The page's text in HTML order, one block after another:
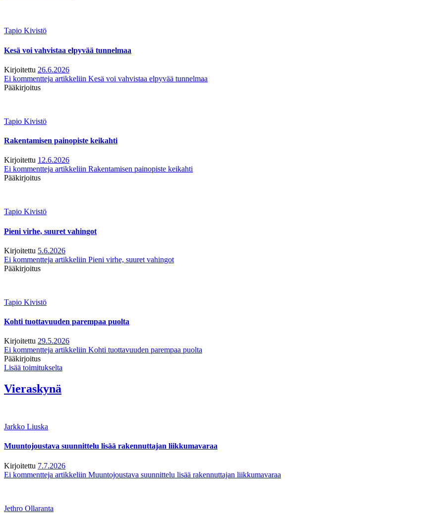
Tapio Kivistö
Kesä voi vahvistaa elpyvää tunnelmaa
Kirjoitettu 26.6.2026
Ei kommentteja artikkeliin Kesä voi vahvistaa elpyvää tunnelmaa
Pääkirjoitus
Tapio Kivistö
Rakentamisen painopiste keikahti
Kirjoitettu 12.6.2026
Ei kommentteja artikkeliin Rakentamisen painopiste keikahti
Pääkirjoitus
Tapio Kivistö
Pieni virhe, suuret vahingot
Kirjoitettu 5.6.2026
Ei kommentteja artikkeliin Pieni virhe, suuret vahingot
Pääkirjoitus
Tapio Kivistö
Kohti tuottavuuden parempaa puolta
Kirjoitettu 29.5.2026
Ei kommentteja artikkeliin Kohti tuottavuuden parempaa puolta
Pääkirjoitus
Lisää toimitukselta
Vieraskynä
Jarkko Liuska
Muuntojoustava suunnittelu lisää rakennuttajan liikkumavaraa
Kirjoitettu 7.7.2026
Ei kommentteja artikkeliin Muuntojoustava suunnittelu lisää rakennuttajan liikkumavaraa
Jethro Ollaranta